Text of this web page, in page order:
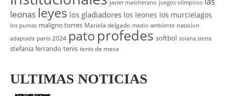
javier mascherano juegos olímpicos
leonas leyes los gladiadores los leones los murcielagos
los pumas maligno torres Mariela delgado medio ambiente natacion
adaptada paris 2024 pato profedes softbol solana sierra
stefania ferrando tenis tenis de mesa
ULTIMAS NOTICIAS